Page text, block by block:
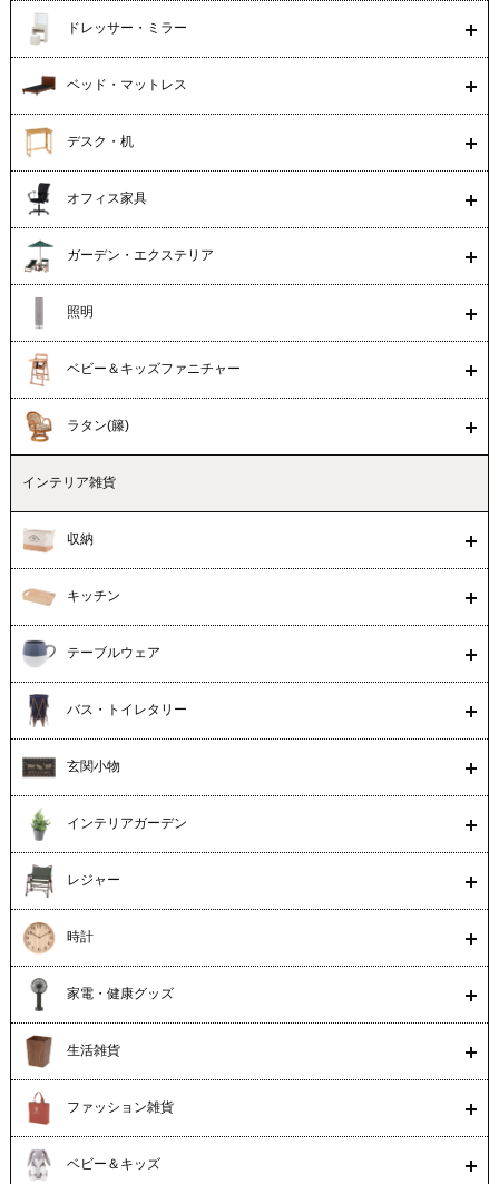
ドレッサー・ミラー
ベッド・マットレス
デスク・机
オフィス家具
ガーデン・エクステリア
照明
ベビー＆キッズファニチャー
ラタン(籐)
インテリア雑貨
収納
キッチン
テーブルウェア
バス・トイレタリー
玄関小物
インテリアガーデン
レジャー
時計
家電・健康グッズ
生活雑貨
ファッション雑貨
ベビー＆キッズ